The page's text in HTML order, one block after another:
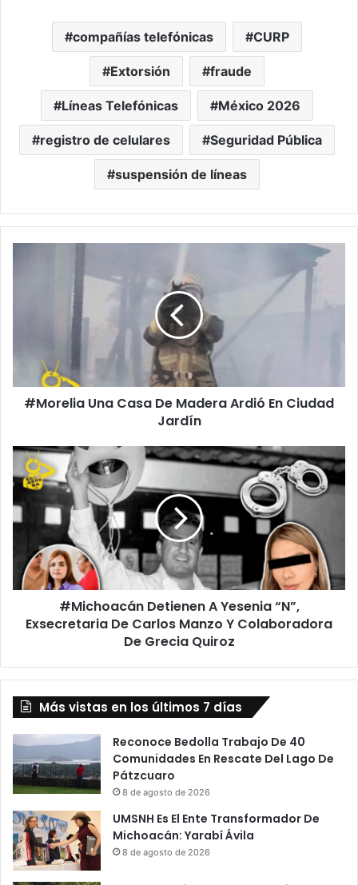
compañías telefónicas CURP
Extorsión fraude
Líneas Telefónicas México 2026
registro de celulares Seguridad Pública
suspensión de líneas
Ciudad
Jardín
#Morelia Una Casa De Madera Ardió En Ciudad
Jardín
#Michoacán
Detienen
A
Yesenia
“N”,
Exsecretaria
Carlos
Manzo
Colaboradora
Quiroz
#Michoacán Detienen A Yesenia “N”,
Exsecretaria De Carlos Manzo Y Colaboradora
De Grecia Quiroz
Más vistas en los últimos 7 días
Reconoce Bedolla Trabajo De 40
Comunidades En Rescate Del Lago De
Pátzcuaro
8 de agosto de 2026
UMSNH Es El Ente Transformador De
Michoacán: Yarabí Ávila
8 de agosto de 2026